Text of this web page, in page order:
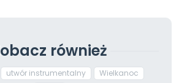
również
utwór instrumentalny
Wielkanoc